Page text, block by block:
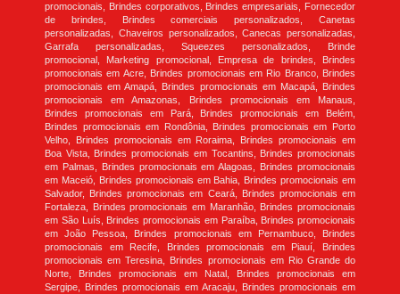
promocionais, Brindes corporativos, Brindes empresariais, Fornecedor
de brindes, Brindes comerciais personalizados, Canetas
personalizadas, Chaveiros personalizados, Canecas personalizadas,
Garrafa personalizadas, Squeezes personalizados, Brinde
promocional, Marketing promocional, Empresa de brindes, Brindes
promocionais em Acre, Brindes promocionais em Rio Branco, Brindes
promocionais em Amapá, Brindes promocionais em Macapá, Brindes
promocionais em Amazonas, Brindes promocionais em Manaus,
Brindes promocionais em Pará, Brindes promocionais em Belém,
Brindes promocionais em Rondônia, Brindes promocionais em Porto
Velho, Brindes promocionais em Roraima, Brindes promocionais em
Boa Vista, Brindes promocionais em Tocantins, Brindes promocionais
em Palmas, Brindes promocionais em Alagoas, Brindes promocionais
em Maceió, Brindes promocionais em Bahia, Brindes promocionais em
Salvador, Brindes promocionais em Ceará, Brindes promocionais em
Fortaleza, Brindes promocionais em Maranhão, Brindes promocionais
em São Luís, Brindes promocionais em Paraíba, Brindes promocionais
em João Pessoa, Brindes promocionais em Pernambuco, Brindes
promocionais em Recife, Brindes promocionais em Piauí, Brindes
promocionais em Teresina, Brindes promocionais em Rio Grande do
Norte, Brindes promocionais em Natal, Brindes promocionais em
Sergipe, Brindes promocionais em Aracaju, Brindes promocionais em